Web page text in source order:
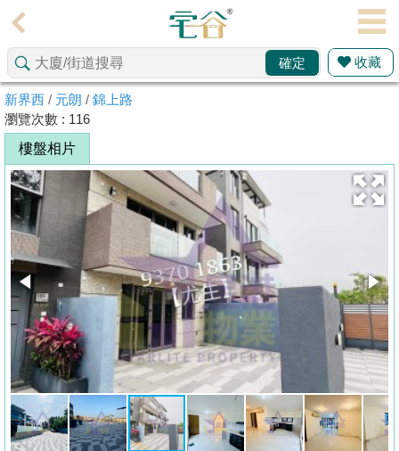
理
主
頁
搵
樓/
成
交
業
主
放
盤
宅
谷
按
揭
確定 收藏
新界西 / 元朗 / 錦上路
瀏覽次數 : 116
樓盤相片